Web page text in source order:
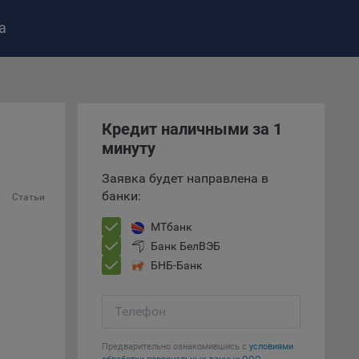
Статьи
Кредит наличными за 1
минуту
Заявка будет направлена в
банки:
МТбанк
Банк БелВЭБ
БНБ-Банк
Телефон
Предварительно ознакомившись с условиями